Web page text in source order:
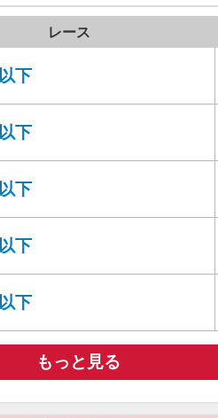
レース
下
下
下
下
下
もっと見る